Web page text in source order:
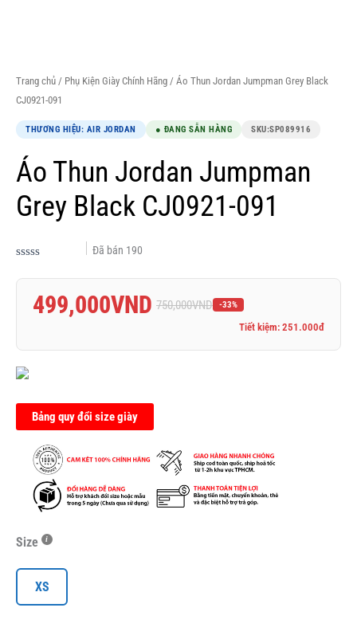
Trang chủ / Phụ Kiện Giày Chính Hãng / Áo Thun Jordan Jumpman Grey Black
CJ0921-091
THƯƠNG HIỆU: AIR JORDAN ● ĐANG SẴN HÀNG SKU:SP089916
Áo Thun Jordan Jumpman
Grey Black CJ0921-091
xếp
Đã bán 190
750,000VND
499,000VND -33%
Tiết kiệm: 251.000đ
Bảng quy đổi size giày
Size
XS